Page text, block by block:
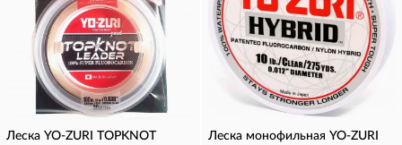
Леска YO-ZURI TOPKNOT
Леска монофильная YO-ZURI